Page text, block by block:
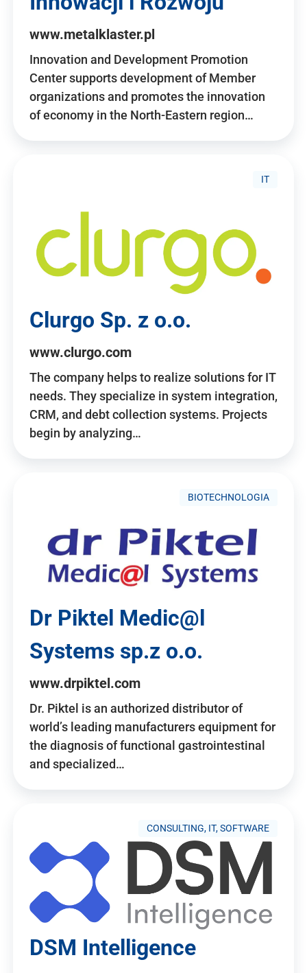
www.metalklaster.pl
Innovation and Development Promotion
Center supports development of Member
organizations and promotes the innovation
of economy in the North-Eastern region…
IT
Clurgo Sp. z o.o.
www.clurgo.com
The company helps to realize solutions for IT
needs. They specialize in system integration,
CRM, and debt collection systems. Projects
begin by analyzing…
BIOTECHNOLOGIA
Dr Piktel Medic@l
Systems sp.z o.o.
www.drpiktel.com
Dr. Piktel is an authorized distributor of
world’s leading manufacturers equipment for
the diagnosis of functional gastrointestinal
and specialized…
CONSULTING, IT, SOFTWARE
DSM Intelligence